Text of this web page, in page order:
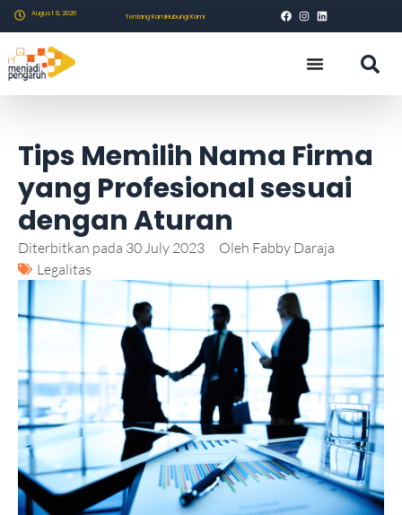
August 8, 2026 Tentang KamiHubungi Kami
Tips Memilih Nama Firma
yang Profesional sesuai
dengan Aturan
Diterbitkan pada 30 July 2023 Oleh Fabby Daraja
Legalitas